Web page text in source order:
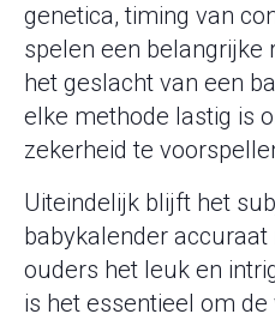
genetica, timing van
spelen een belangrijke
het geslacht van een
elke methode lastig is
zekerheid te
Uiteindelijk blijft het
babykalender
ouders het leuk en
is het essentieel om